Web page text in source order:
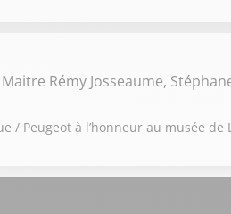
Rémy Josseaume,
/ Peugeot à l’honneur au musée